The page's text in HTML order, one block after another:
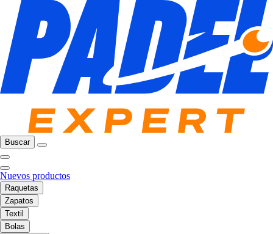
Buscar
Nuevos productos
Raquetas
Zapatos
Textil
Bolas